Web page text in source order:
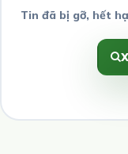
Tin đã bị gỡ, hết